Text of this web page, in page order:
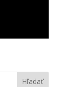
Hľadať